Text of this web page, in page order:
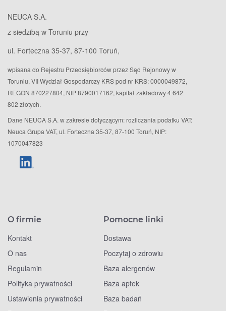
NEUCA S.A.
z siedzibą w Toruniu przy
ul. Forteczna 35-37, 87-100 Toruń,
wpisana do Rejestru Przedsiębiorców przez Sąd Rejonowy w
Toruniu, VII Wydział Gospodarczy KRS pod nr KRS: 0000049872,
REGON 870227804, NIP 8790017162, kapitał zakładowy 4 642
802 złotych.
Dane NEUCA S.A. w zakresie dotyczącym: rozliczania podatku VAT:
Neuca Grupa VAT, ul. Forteczna 35-37, 87-100 Toruń, NIP:
1070047823
O firmie
Kontakt
O nas
Regulamin
Polityka prywatności
Ustawienia prywatności
Pomocne linki
Dostawa
Poczytaj o zdrowiu
Baza alergenów
Baza aptek
Baza badań